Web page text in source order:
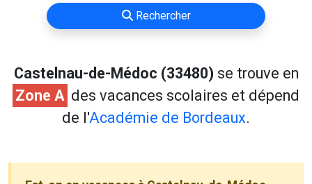
Rechercher
Castelnau-de-Médoc (33480) se trouve en
Zone A des vacances scolaires et dépend
de l'Académie de Bordeaux.